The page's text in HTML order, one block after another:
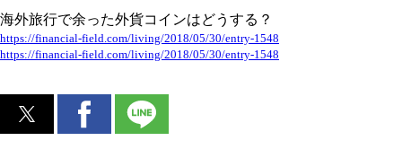
海外旅行で余った外貨コインはどうする？
https://financial-field.com/living/2018/05/30/entry-1548
https://financial-field.com/living/2018/05/30/entry-1548